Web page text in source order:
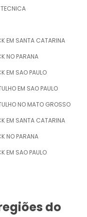
paradas.
no Aluguel
Camboriú,
Escolha
um veículo
custo; solicitar
e checklist
para evitar
reduzir tarifa
seguranca pré-
DO SUL
EM SANTA CATARINA
NO PARANA
EM SAO PAULO
EM SAO PAULO
NO MATO GROSSO
EM SANTA CATARINA
NO PARANA
EM SAO PAULO
do